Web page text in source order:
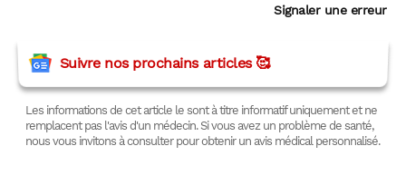
Signaler une erreur
Suivre nos prochains articles 🥰
Les informations de cet article le sont à titre informatif uniquement et ne
remplacent pas l'avis d'un médecin. Si vous avez un problème de santé,
nous vous invitons à consulter pour obtenir un avis médical personnalisé.